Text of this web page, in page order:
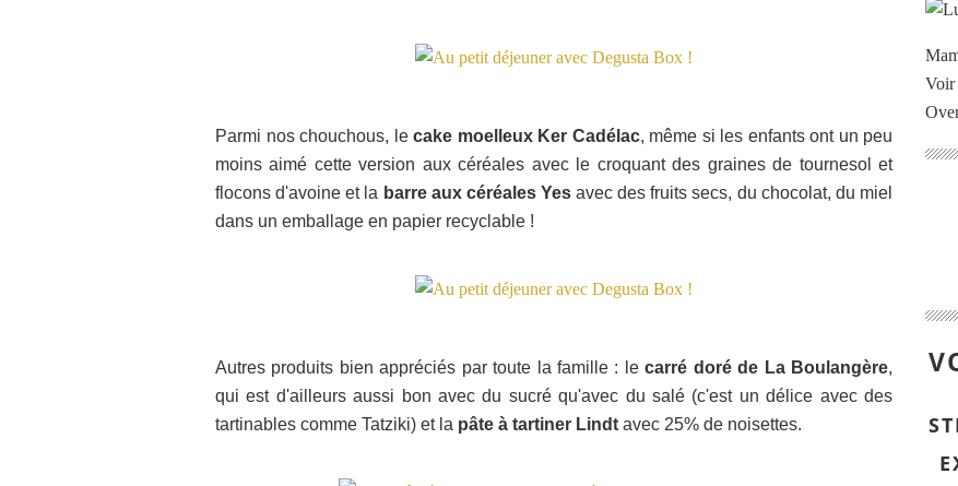
Parmi nos chouchous, le cake moelleux Ker Cadélac, même si les enfants ont un peu
moins aimé cette version aux céréales avec le croquant des graines de tournesol et
flocons d'avoine et la barre aux céréales Yesavec des fruits secs, du chocolat, du miel
dans un emballage en papier recyclable !
Autres produits bien appréciés par toute la famille : lecarré doré de La Boulangère,
qui est d'ailleurs aussi bon avec du sucré qu'avec du salé (c'est un délice avec des
tartinables comme Tatziki) et la pâte à tartiner Lindt avec 25% de noisettes.
Voir